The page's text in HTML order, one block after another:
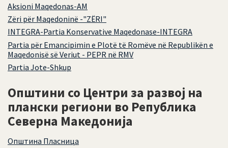
Aksioni Maqedonas-AM
Zëri për Maqedoninë -"ZËRI"
INTEGRA-Partia Konservative Maqedonase-INTEGRA
Partia për Emancipimin e Plotë të Romëve në Republikën e
Maqedonisë së Veriut - PEPR në RMV
Partia Jote-Shkup
Општини со Центри за развој на
плански региони во Република
Северна Македонија
Општина Пласница